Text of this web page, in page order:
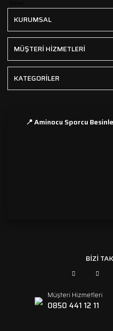
KURUMSAL
MÜŞTERİ HİZMETLERİ
KATEGORİLER
📍 Aminocu Sporcu
BİZİ
Müşteri Hizmetleri
0850 441 12 11